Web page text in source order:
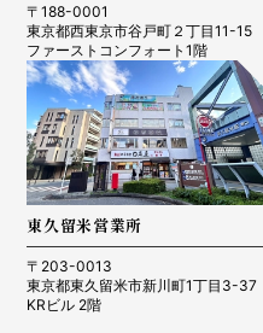
〒188-0001
東京都西東京市谷戸町２丁目11-15
ファーストコンフォート1階
東久留米営業所
〒203-0013
東京都東久留米市新川町1丁目3-37
KRビル 2階